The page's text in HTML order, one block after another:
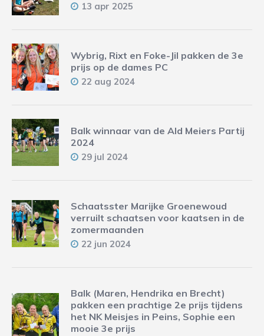
13 apr 2025
Wybrig, Rixt en Foke-Jil pakken de 3e
prijs op de dames PC
22 aug 2024
Balk winnaar van de Ald Meiers Partij
2024
29 jul 2024
Schaatsster Marijke Groenewoud
verruilt schaatsen voor kaatsen in de
zomermaanden
22 jun 2024
Balk (Maren, Hendrika en Brecht)
pakken een prachtige 2e prijs tijdens
het NK Meisjes in Peins, Sophie een
mooie 3e prijs